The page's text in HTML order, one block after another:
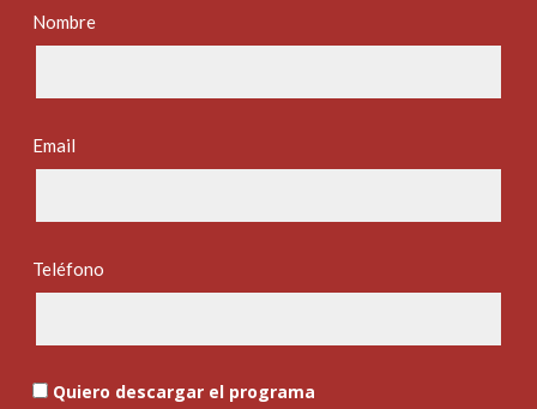
Nombre
Email
Teléfono
Quiero descargar el programa